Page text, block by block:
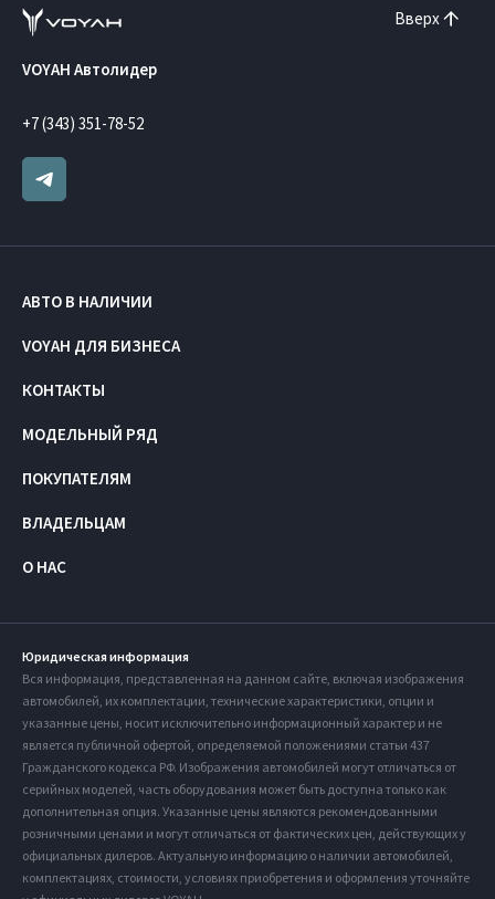
Вверх
VOYAH Автолидер
+7 (343) 351-78-52
АВТО В НАЛИЧИИ
VOYAH ДЛЯ БИЗНЕСА
КОНТАКТЫ
МОДЕЛЬНЫЙ РЯД
ПОКУПАТЕЛЯМ
ВЛАДЕЛЬЦАМ
О НАС
Юридическая информация
Вся информация, представленная на данном сайте, включая изображения
автомобилей, их комплектации, технические характеристики, опции и
указанные цены, носит исключительно информационный характер и не
является публичной офертой, определяемой положениями статьи 437
Гражданского кодекса РФ. Изображения автомобилей могут отличаться от
серийных моделей, часть оборудования может быть доступна только как
дополнительная опция. Указанные цены являются рекомендованными
розничными ценами и могут отличаться от фактических цен, действующих у
официальных дилеров. Актуальную информацию о наличии автомобилей,
комплектациях, стоимости, условиях приобретения и оформления уточняйте